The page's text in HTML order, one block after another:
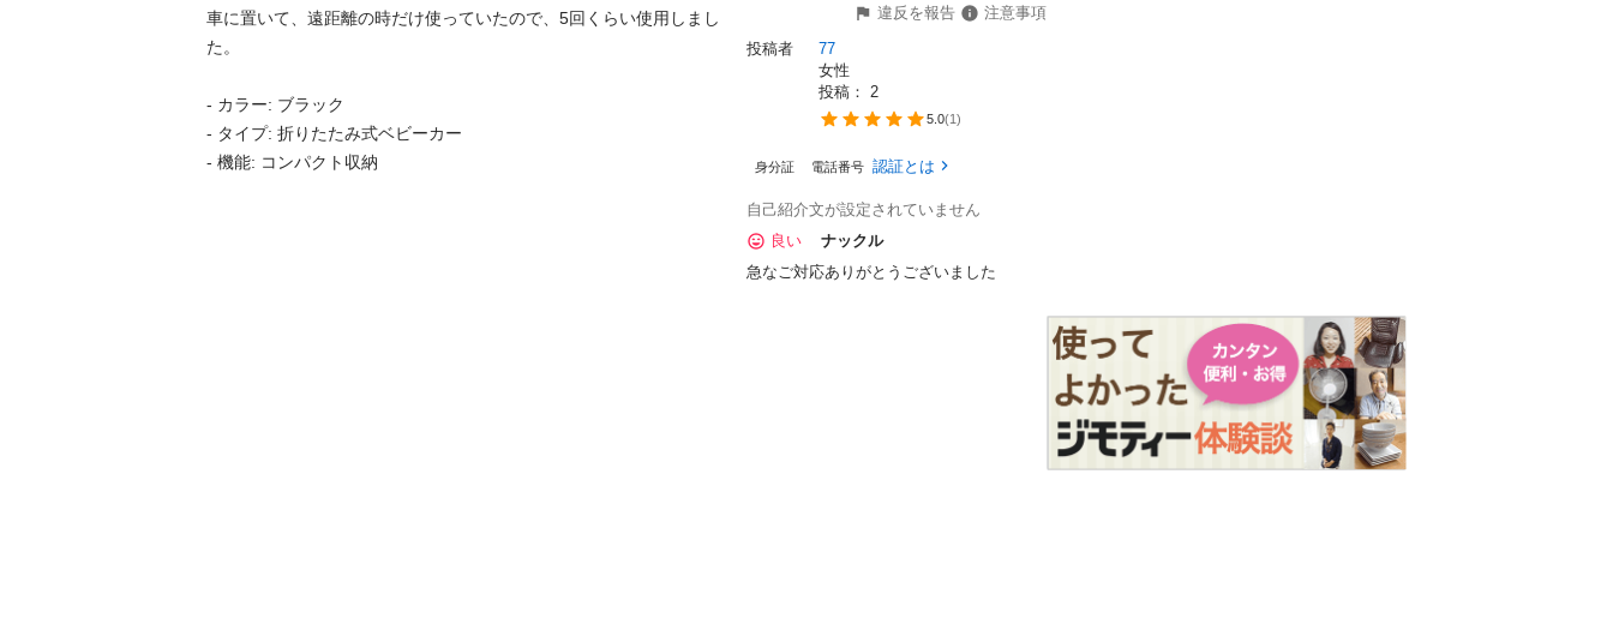
車に置いて、遠距離の時だけ使っていたので、5回くらい使用しまし
た。
- カラー: ブラック
- タイプ: 折りたたみ式ベビーカー
- 機能: コンパクト収納
違反を報告
注意事項
投稿者
77
女性
投稿： 2
5.0(1 )
身分証 電話番号 認証とは
自己紹介文が設定されていません
良い
ナックル
急なご対応ありがとうございました